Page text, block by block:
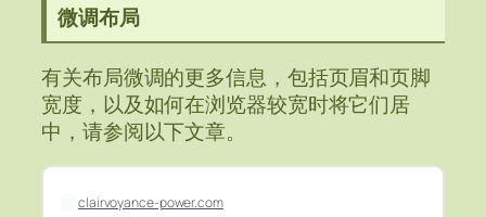
微调布局
有关布局微调的更多信息，包括页眉和页脚
宽度，以及如何在浏览器较宽时将它们居
中，请参阅以下文章。
clairvoyance-power.com